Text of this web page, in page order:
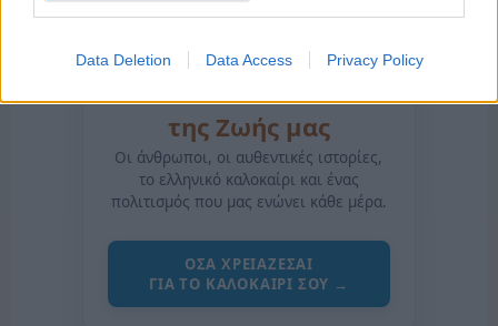
Data Deletion Data Access Privacy Policy
της Ζωής μας
Οι άνθρωποι, οι αυθεντικές ιστορίες,
το ελληνικό καλοκαίρι και ένας
πολιτισμός που μας ενώνει κάθε μέρα.
ΟΣΑ ΧΡΕΙΑΖΕΣΑΙ
ΓΙΑ ΤΟ ΚΑΛΟΚΑΙΡΙ ΣΟΥ →